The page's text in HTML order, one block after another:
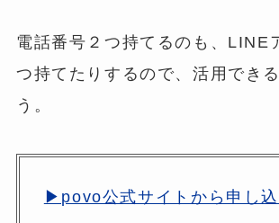
電話番号２つ持てるのも、LINE
つ持てたりするので、活用でき
う。
▶povo公式サイトから申し